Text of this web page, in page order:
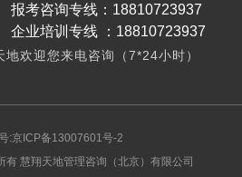
报考咨询专线：18810723937
企业培训专线 ：18810723937
地欢迎您来电咨询（7*24小时）
:京ICP备13007601号-2
慧翔天地管理咨询（北京）有限公司